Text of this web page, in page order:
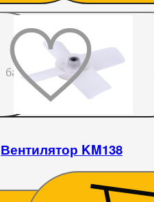
бажаного
Вентилятор KM138